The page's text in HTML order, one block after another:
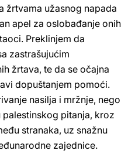
žrtvama užasnog napada
apel za oslobađanje onih
Preklinjem da
zastrašujućim
žrtava, te da se očajna
dopuštanjem pomoći.
​​nasilja i mržnje, nego
palestinskog pitanja, kroz
stranaka, uz snažnu
zajednice.